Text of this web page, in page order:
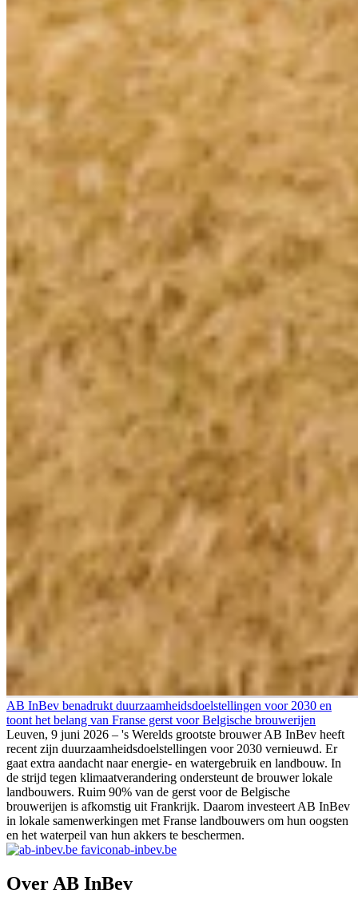
AB InBev benadrukt duurzaamheidsdoelstellingen voor 2030 en
toont het belang van Franse gerst voor Belgische brouwerijen
Leuven, 9 juni 2026 – 's Werelds grootste brouwer AB InBev heeft
recent zijn duurzaamheidsdoelstellingen voor 2030 vernieuwd. Er
gaat extra aandacht naar energie- en watergebruik en landbouw. In
de strijd tegen klimaatverandering ondersteunt de brouwer lokale
landbouwers. Ruim 90% van de gerst voor de Belgische
brouwerijen is afkomstig uit Frankrijk. Daarom investeert AB InBev
in lokale samenwerkingen met Franse landbouwers om hun oogsten
en het waterpeil van hun akkers te beschermen.
ab-inbev.be
Over AB InBev